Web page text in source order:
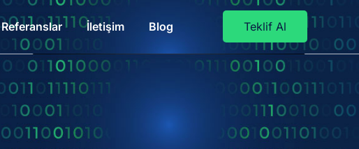
Referanslar İletişim Blog Teklif Al